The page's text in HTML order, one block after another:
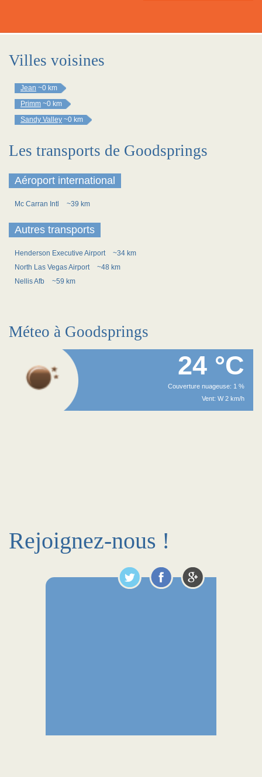
Villes voisines
Jean ~0 km
Primm ~0 km
Sandy Valley ~0 km
Les transports de Goodsprings
Aéroport international
Mc Carran Intl ~39 km
Autres transports
Henderson Executive Airport
~34 km
North Las Vegas Airport
~48 km
Nellis Afb
~59 km
Méteo à Goodsprings
24 °C
Couverture nuageuse: 1 %
Vent: W 2 km/h
Rejoignez-nous !